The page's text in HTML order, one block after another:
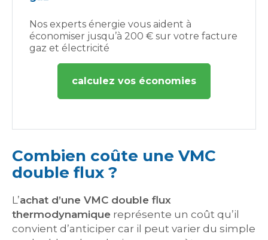
Nos experts énergie vous aident à
économiser jusqu’à 200 € sur votre facture
gaz et électricité
calculez vos économies
Combien coûte une VMC
double flux ?
L’achat d’une VMC double flux
thermodynamique représente un coût qu’il
convient d’anticiper car il peut varier du simple